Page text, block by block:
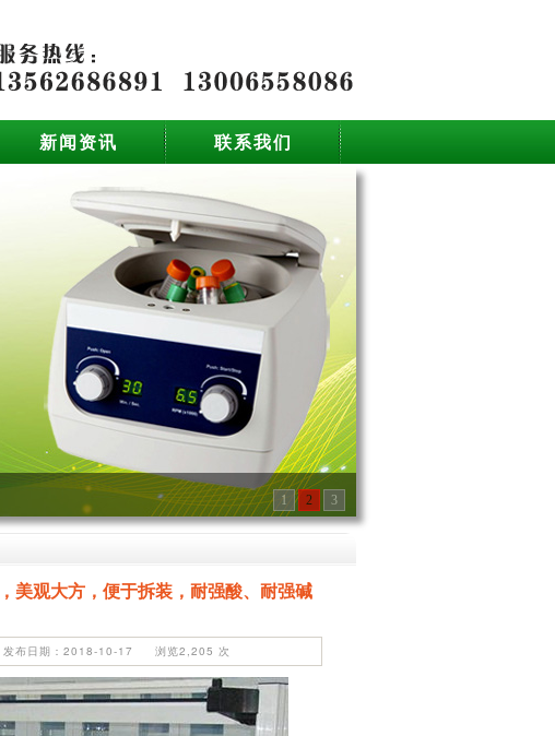
新闻资讯 联系我们
1 2 3
美观大方，便于拆装，耐强酸、耐强碱
日期：2018-10-17 浏览2,205 次